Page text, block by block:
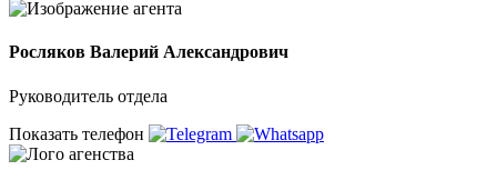
Росляков Валерий Александрович
Руководитель отдела
Показать телефон